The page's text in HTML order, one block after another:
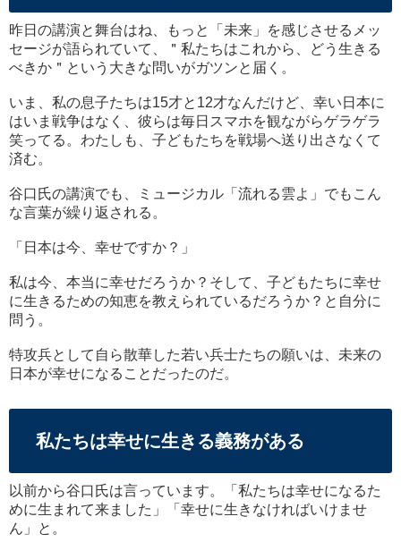
昨日の講演と舞台はね、もっと「未来」を感じさせるメッ
セージが語られていて、＂私たちはこれから、どう生きる
べきか＂という大きな問いがガツンと届く。
いま、私の息子たちは15才と12才なんだけど、幸い日本に
はいま戦争はなく、彼らは毎日スマホを観ながらゲラゲラ
笑ってる。わたしも、子どもたちを戦場へ送り出さなくて
済む。
谷口氏の講演でも、ミュージカル「流れる雲よ」でもこん
な言葉が繰り返される。
「日本は今、幸せですか？」
私は今、本当に幸せだろうか？そして、子どもたちに幸せ
に生きるための知恵を教えられているだろうか？と自分に
問う。
特攻兵として自ら散華した若い兵士たちの願いは、未来の
日本が幸せになることだったのだ。
私たちは幸せに生きる義務がある
以前から谷口氏は言っています。「私たちは幸せになるた
めに生まれて来ました」「幸せに生きなければいけませ
ん」と。